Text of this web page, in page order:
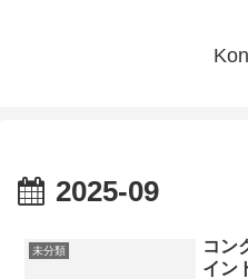
2025-09
未分類
コン
イン